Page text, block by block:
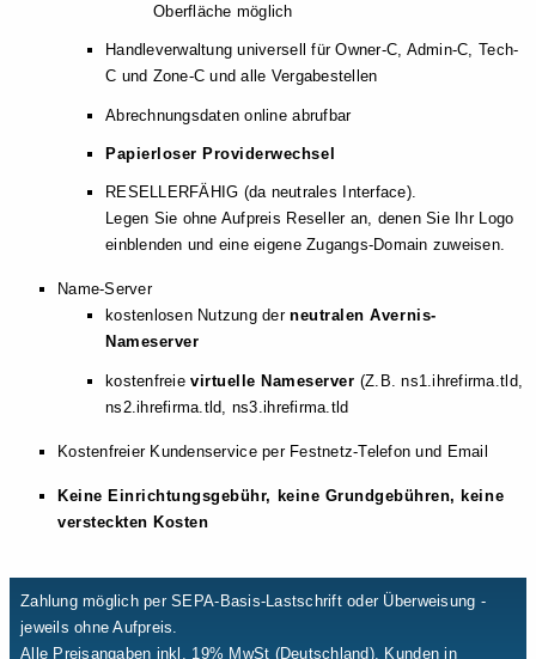
Oberfläche möglich
Handleverwaltung universell für Owner-C, Admin-C, Tech-
C und Zone-C und alle Vergabestellen
Abrechnungsdaten online abrufbar
Papierloser Providerwechsel
RESELLERFÄHIG (da neutrales Interface).
Legen Sie ohne Aufpreis Reseller an, denen Sie Ihr Logo
einblenden und eine eigene Zugangs-Domain zuweisen.
Name-Server
kostenlosen Nutzung derneutralen Avernis-
Nameserver
kostenfreievirtuelle Nameserver (Z.B. ns1.ihrefirma.tld,
ns2.ihrefirma.tld, ns3.ihrefirma.tld
Kostenfreier Kundenservice per Festnetz-Telefon und Email
Keine Einrichtungsgebühr, keine Grundgebühren, keine
versteckten Kosten
Zahlung möglich per SEPA-Basis-Lastschrift oder Überweisung -
jeweils ohne Aufpreis.
Alle Preisangaben inkl. 19% MwSt (Deutschland). Kunden in